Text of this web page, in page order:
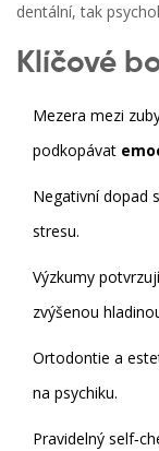
dentální, tak
Klíčové
Mezera mezi
podkopávat
Negativní dopad
stresu.
Výzkumy
zvýšenou
Ortodontie a
na psychiku.
Pravidelný